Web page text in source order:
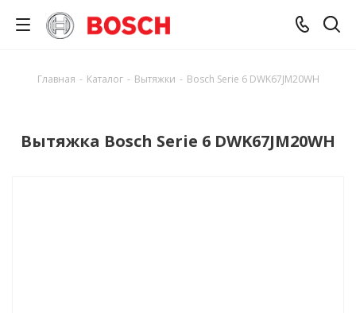
Главная - Каталог - Вытяжки - Bosch Serie 6 DWK67JM20WH
Вытяжка Bosch Serie 6 DWK67JM20WH